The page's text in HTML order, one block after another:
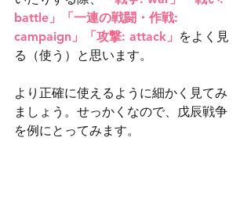
battle」「一連の戦闘・作戦:
campaign」「攻撃: attack」 をよく見
る（使う）と思います。
より正確に使えるように細かく見てみ
ましょう。せっかくなので、戊辰戦争
を例にとってみます。